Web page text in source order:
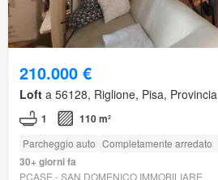
210.000 €
Loft a 56128, Riglione, Pisa,
1 110 m²
Parcheggio auto Completamente arredato
30+ giorni fa
PCASE - SAN DOMENICO IMMOBILIARE